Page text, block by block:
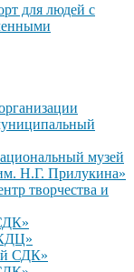
для людей с
музей
Н.Г. Прилукина»
творчества и
СДК»